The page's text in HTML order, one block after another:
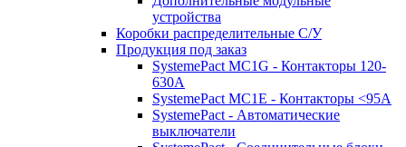
устройства
Коробки распределительные C/У
Продукция под заказ
SystemePact MC1G - Контакторы 120-
630A
SystemePact MC1E - Контакторы <95A
SystemePact - Автоматические
выключатели